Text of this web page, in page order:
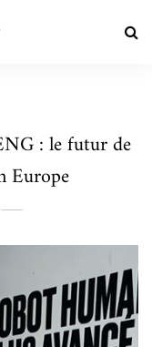
: le futur de
Europe